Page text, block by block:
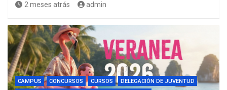
2 meses atrás admin
CAMPUS CONCURSOS CURSOS
DELEGACIÓN DE JUVENTUD